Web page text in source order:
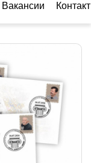
Вакансии